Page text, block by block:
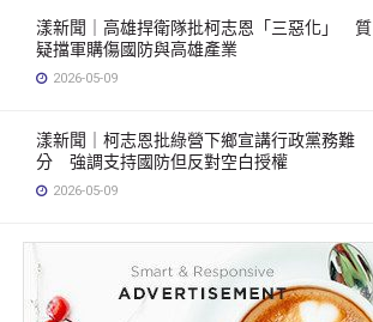
漾新聞｜高雄捍衛隊批柯志恩「三惡化」 質
疑擋軍購傷國防與高雄產業
2026-05-09
漾新聞｜柯志恩批綠營下鄉宣講行政黨務難
分 強調支持國防但反對空白授權
2026-05-09